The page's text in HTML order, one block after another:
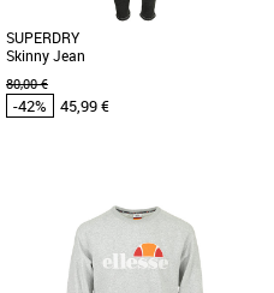
SUPERDRY
Skinny Jean
80,00 €
-42% 45,99 €
W36-L32
Vêtements pas cher et Promos
Vêtements
Idéal pour créer une tenue rétro, ce jean